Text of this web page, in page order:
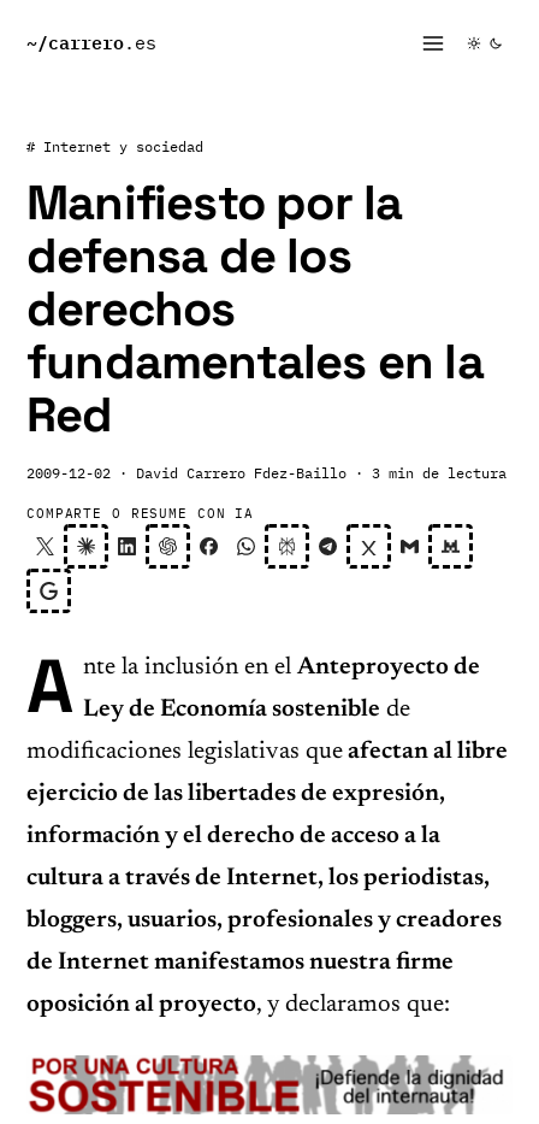
~/carrero.es
# Internet y sociedad
Manifiesto por la
defensa de los
derechos
fundamentales en la
Red
2009-12-02 · David Carrero Fdez-Baillo · 3 min de lectura
COMPARTE O RESUME CON IA
A nte la inclusión en el Anteproyecto de
Ley de Economía sostenible de
modificaciones legislativas que afectan al libre
ejercicio de las libertades de expresión,
información y el derecho de acceso a la
cultura a través de Internet, los periodistas,
bloggers, usuarios, profesionales y creadores
de Internet manifestamos nuestra firme
oposición al proyecto, y declaramos que: